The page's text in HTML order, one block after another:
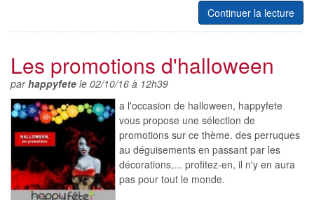
Continuer la lecture
Les promotions d'halloween
parhappyfete le 02/10/16 à 12h39
a l'occasion de halloween, happyfete
vous propose une sélection de
promotions sur ce thème. des perruques
au déguisements en passant par les
décorations,... profitez-en, il n'y en aura
pas pour tout le monde.